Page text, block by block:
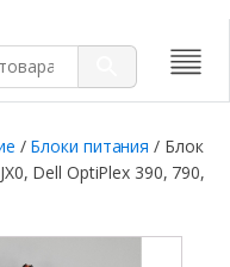
/ Блоки питания / Блок
Dell OptiPlex 390, 790,